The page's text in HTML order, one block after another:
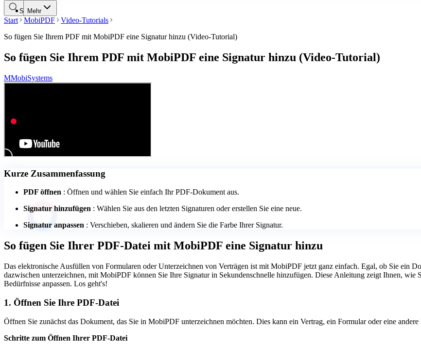
Mehr
Suche
Start MobiPDF
Video-Tutorials
So fügen Sie Ihrem PDF mit MobiPDF eine Signatur hinzu (Video-Tutorial)
So fügen Sie Ihrem PDF mit MobiPDF eine Signatur hinzu (Video-Tutorial)
MMobiSystems
Kurze Zusammenfassung
PDF öffnen : Öffnen und wählen Sie einfach Ihr PDF-Dokument aus.
Signatur hinzufügen : Wählen Sie aus den letzten Signaturen oder erstellen Sie eine neue.
Signatur anpassen : Verschieben, skalieren und ändern Sie die Farbe Ihrer Signatur.
So fügen Sie Ihrer PDF-Datei mit MobiPDF eine Signatur hinzu
Das elektronische Ausfüllen von Formularen oder Unterzeichnen von Verträgen ist mit MobiPDF jetzt ganz einfach. Egal, ob Sie ein
dazwischen unterzeichnen, mit MobiPDF können Sie Ihre Signatur in Sekundenschnelle hinzufügen. Diese Anleitung zeigt Ihnen,
Bedürfnisse anpassen. Los geht's!
1. Öffnen Sie Ihre PDF-Datei
Öffnen Sie zunächst das Dokument, das Sie in MobiPDF unterzeichnen möchten. Dies kann ein Vertrag, ein Formular oder eine
Schritte zum Öffnen Ihrer PDF-Datei